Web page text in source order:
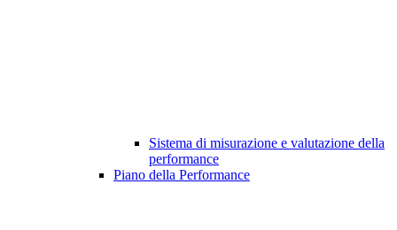
Sistema di misurazione e valutazione della
performance
Piano della Performance